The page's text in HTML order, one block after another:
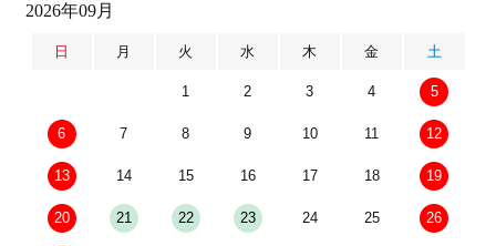
2026年09月
日 月 火 水 木 金 土
1 2 3 4 5
6 7 8 9 10 11 12
13 14 15 16 17 18 19
20 21 22 23 24 25 26